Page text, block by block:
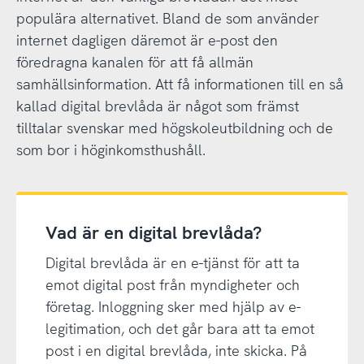
populära alternativet. Bland de som använder
internet dagligen däremot är e-post den
föredragna kanalen för att få allmän
samhällsinformation. Att få informationen till en så
kallad digital brevlåda är något som främst
tilltalar svenskar med högskoleutbildning och de
som bor i höginkomsthushåll.
Vad är en digital brevlåda?
Digital brevlåda är en e-tjänst för att ta
emot digital post från myndigheter och
företag. Inloggning sker med hjälp av e-
legitimation, och det går bara att ta emot
post i en digital brevlåda, inte skicka. På